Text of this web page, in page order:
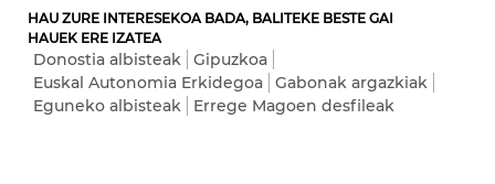
HAU ZURE INTERESEKOA BADA, BALITEKE BESTE GAI
HAUEK ERE IZATEA
Donostia albisteak
Gipuzkoa
Euskal Autonomia Erkidegoa
Gabonak argazkiak
Eguneko albisteak
Errege Magoen desfileak